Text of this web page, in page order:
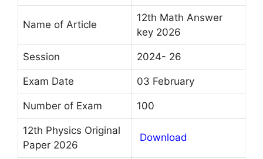
Name of Article
12th Math Answer
key 2026
Session 2024- 26
Exam Date 03 February
Number of Exam 100
12th Physics Original
Paper 2026
Download